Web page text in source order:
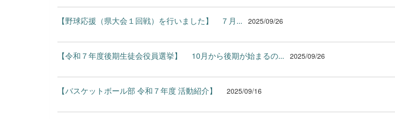
【野球応援（県大会１回戦）を行いました】 ７月... 2025/09/26
【令和７年度後期生徒会役員選挙】 10月から後期が始まるの... 2025/09/26
【バスケットボール部 令和７年度 活動紹介】 2025/09/16